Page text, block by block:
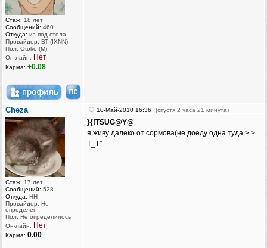
Стаж: 18 лет
Сообщений: 460
Откуда: из-под стола
Провайдер: ВТ (IXNN)
Пол: Otoko (M)
Он-лайн: Нет
Карма: +0.08
Cheza
Стаж: 17 лет
Сообщений: 528
Откуда: НН
Провайдер: Не
определен
Пол: Не определилось
Он-лайн: Нет
Карма: 0.00
10-Май-2010 16:36 (спустя 2 часа 21 минута)
}{!TSUG@Y@
я живу далеко от сормова(не доеду одна туда >.>
Т_Т"